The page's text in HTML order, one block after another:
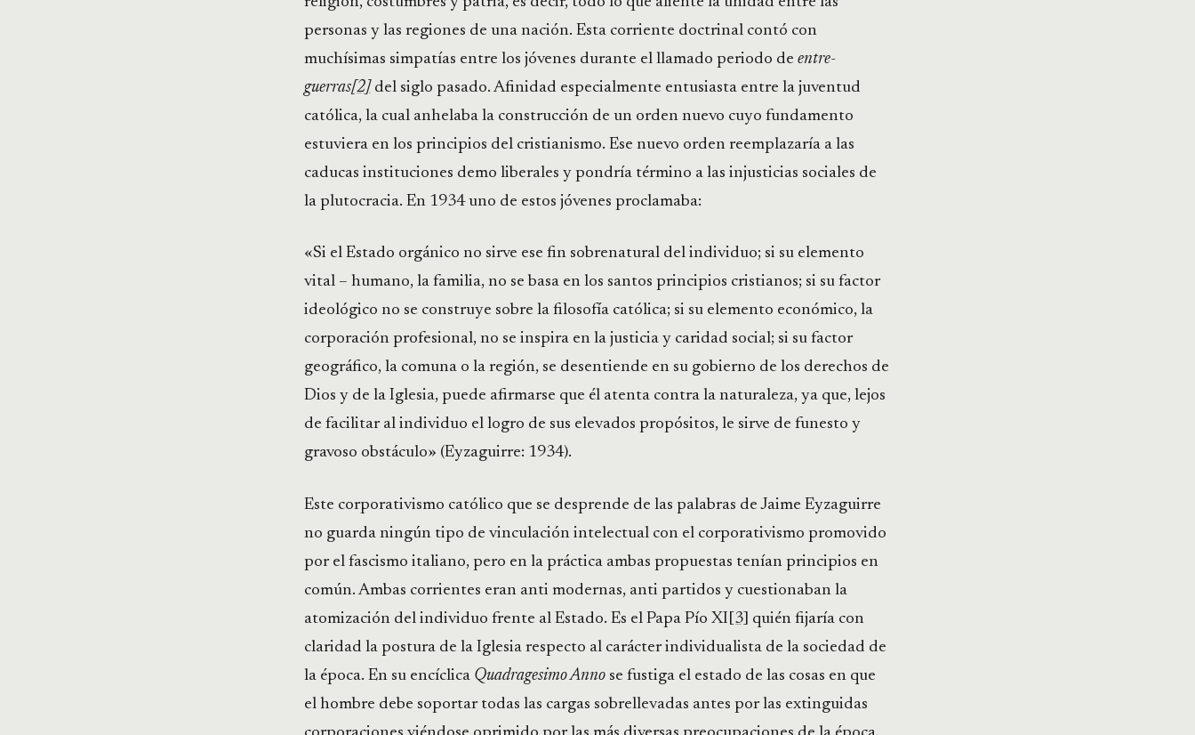
personas y las regiones de una nación. Esta corriente doctrinal contó con
muchísimas simpatías entre los jóvenes durante el llamado periodo de entre-
guerras[2]del siglo pasado. Afinidad especialmente entusiasta entre la juventud
católica, la cual anhelaba la construcción de un orden nuevo cuyo fundamento
estuviera en los principios del cristianismo. Ese nuevo orden reemplazaría a las
caducas instituciones demo liberales y pondría término a las injusticias sociales de
la plutocracia. En 1934 uno de estos jóvenes proclamaba:
«Si el Estado orgánico no sirve ese fin sobrenatural del individuo; si su elemento
vital – humano, la familia, no se basa en los santos principios cristianos; si su factor
ideológico no se construye sobre la filosofía católica; si su elemento económico, la
corporación profesional, no se inspira en la justicia y caridad social; si su factor
geográfico, la comuna o la región, se desentiende en su gobierno de los derechos de
Dios y de la Iglesia, puede afirmarse que él atenta contra la naturaleza, ya que, lejos
de facilitar al individuo el logro de sus elevados propósitos, le sirve de funesto y
gravoso obstáculo» (Eyzaguirre: 1934).
Este corporativismo católico que se desprende de las palabras de Jaime Eyzaguirre
no guarda ningún tipo de vinculación intelectual con el corporativismo promovido
por el fascismo italiano, pero en la práctica ambas propuestas tenían principios en
común. Ambas corrientes eran anti modernas, anti partidos y cuestionaban la
atomización del individuo frente al Estado. Es el Papa Pío XI [3] quién fijaría con
claridad la postura de la Iglesia respecto al carácter individualista de la sociedad de
la época. En su encíclica Quadragesimo Anno se fustiga el estado de las cosas en que
el hombre debe soportar todas las cargas sobrellevadas antes por las extinguidas